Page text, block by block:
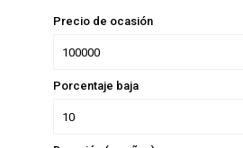
Precio de ocasión
Porcentaje baja